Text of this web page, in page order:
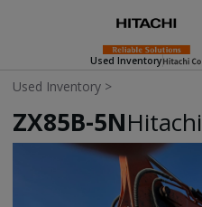
Used Inventory
Used Inventory >
ZX85B-5NHitachi
Photos & Videos